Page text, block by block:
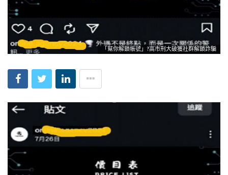
「幫你解鎖帳號」?高市刑大破獲社群解鎖詐騙